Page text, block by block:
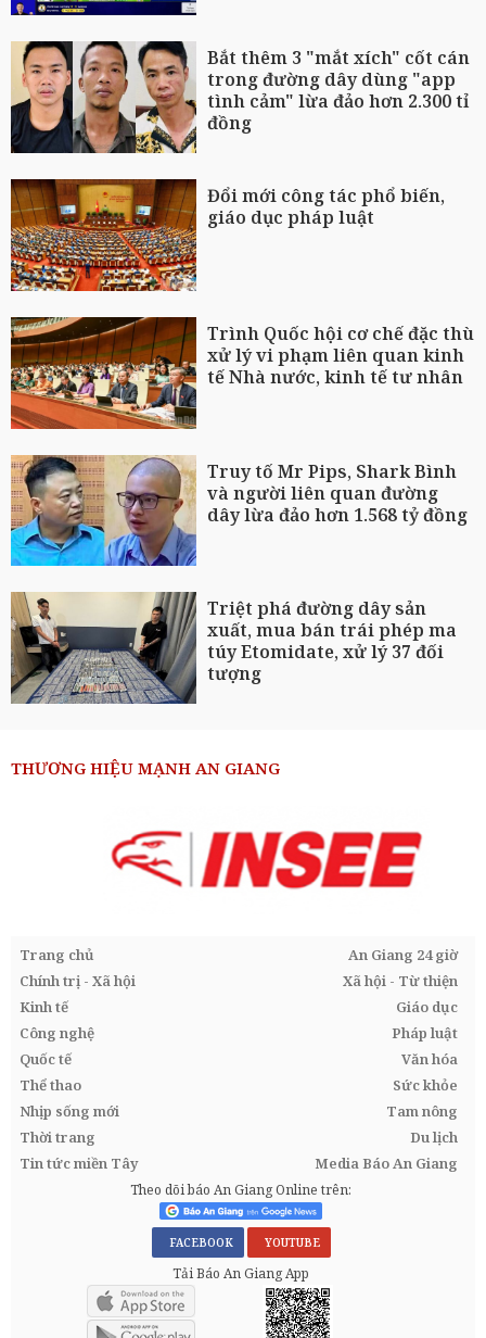
Bắt thêm 3 "mắt xích" cốt cán
trong đường dây dùng "app
tình cảm" lừa đảo hơn 2.300 tỉ
đồng
Đổi mới công tác phổ biến,
giáo dục pháp luật
Trình Quốc hội cơ chế đặc thù
xử lý vi phạm liên quan kinh
tế Nhà nước, kinh tế tư nhân
Truy tố Mr Pips, Shark Bình
và người liên quan đường
dây lừa đảo hơn 1.568 tỷ đồng
Triệt phá đường dây sản
xuất, mua bán trái phép ma
túy Etomidate, xử lý 37 đối
tượng
THƯƠNG HIỆU MẠNH AN GIANG
Trang chủ
An Giang 24 giờ
Chính trị - Xã hội
Xã hội - Từ thiện
Kinh tế
Giáo dục
Công nghệ
Pháp luật
Quốc tế
Văn hóa
Thể thao
Sức khỏe
Nhịp sống mới
Tam nông
Thời trang
Du lịch
Tin tức miền Tây
Media Báo An Giang
Theo dõi báo An Giang Online trên:
FACEBOOK YOUTUBE
Tải Báo An Giang App